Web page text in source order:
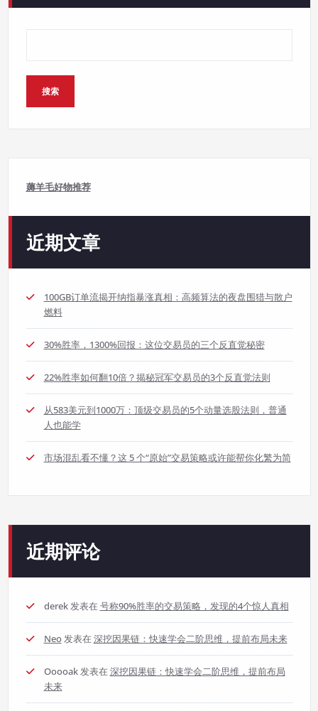
搜索
薅羊毛好物推荐
近期文章
100GB订单流揭开纳指暴涨真相：高频算法的夜盘围猎与散户
燃料
30%胜率，1300%回报：这位交易员的三个反直觉秘密
22%胜率如何翻10倍？揭秘冠军交易员的3个反直觉法则
从583美元到1000万：顶级交易员的5个动量选股法则，普通
人也能学
市场混乱看不懂？这 5 个“原始”交易策略或许能帮你化繁为简
近期评论
derek发表在 号称90%胜率的交易策略，发现的4个惊人真相
Neo发表在 深挖因果链：快速学会二阶思维，提前布局未来
Ooooak发表在 深挖因果链：快速学会二阶思维，提前布局
未来